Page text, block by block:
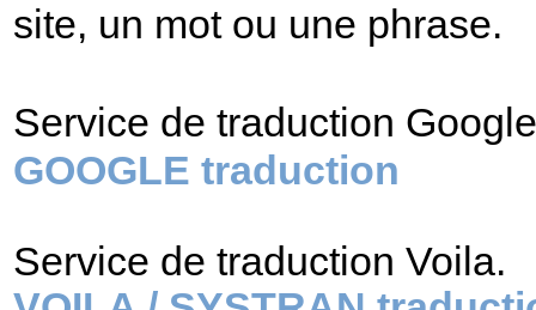
site, un mot ou une phrase.
Service de traduction
GOOGLE traduction
Service de traduction Voila.